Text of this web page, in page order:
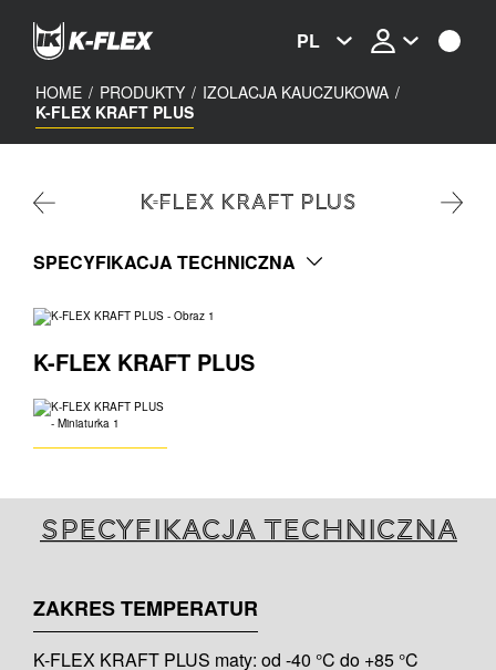
content
PL
HOME / PRODUKTY / IZOLACJA KAUCZUKOWA /
K-FLEX KRAFT PLUS
K-FLEX KRAFT PLUS
SPECYFIKACJA TECHNICZNA
K-FLEX KRAFT PLUS
Specyfikacja techniczna
ZAKRES TEMPERATUR
K-FLEX KRAFT PLUS maty: od -40 °C do +85 °C